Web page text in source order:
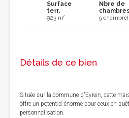
Surface
terr.
923 m²
Nbre de
chambres
5
Détails de ce bien
Située sur la commune d'Eyrein, cette
offre un potentiel énorme pour ceux en
personnalisation.